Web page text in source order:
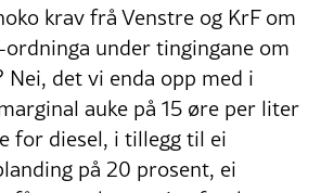
krav frå Venstre og KrF om
under tingingane om
det vi enda opp med i
auke på 15 øre per liter
for diesel, i tillegg til ei
på 20 prosent, ei